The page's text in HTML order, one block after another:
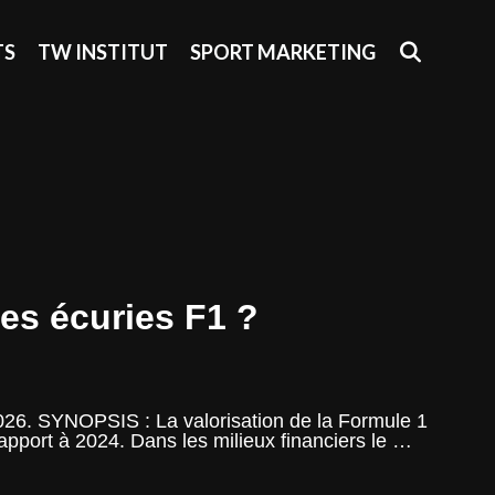
TW INSTITUT SPORT MARKETING
écuries F1 ?
SYNOPSIS : La valorisation de la Formule 1
à 2024. Dans les milieux financiers le …